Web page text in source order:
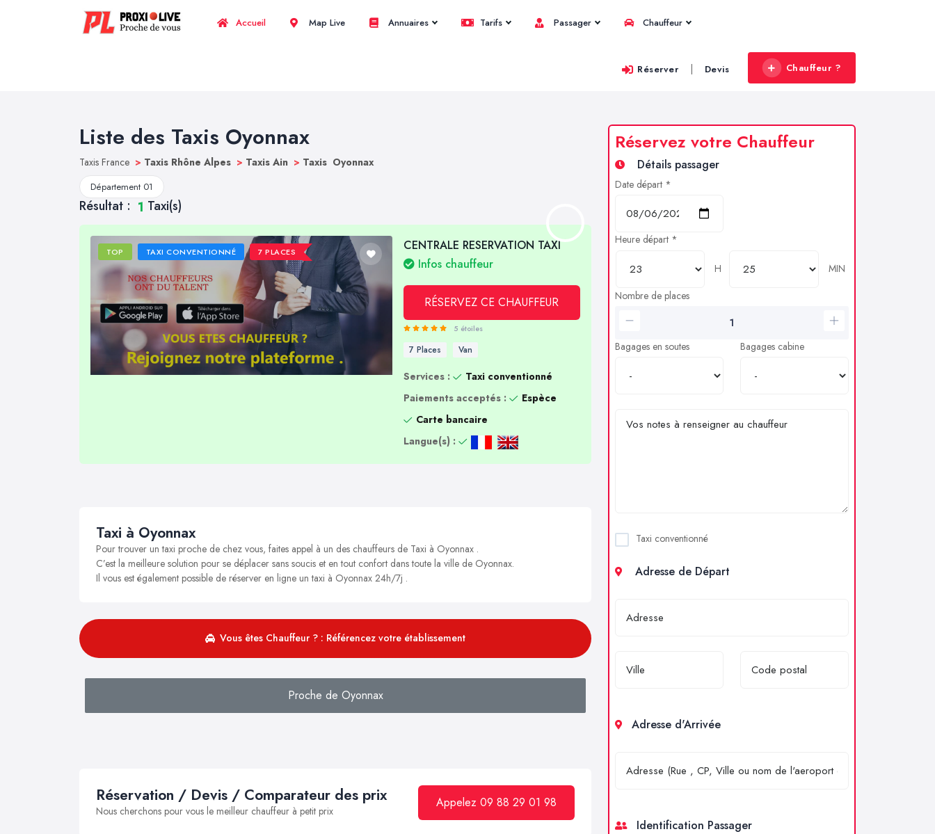
Accueil Map Live Annuaires Tarifs Passager Chauffeur
Réserver | Devis Chauffeur ?
Liste des Taxis Oyonnax
Taxis France > Taxis Rhône Alpes > Taxis Ain > Taxis Oyonnax
Département 01
Résultat : 1 Taxi(s)
TOP TAXI CONVENTIONNÉ 7 PLACES
CENTRALE RESERVATION TAXI
Infos chauffeur
RÉSERVEZ CE CHAUFFEUR
5 étoiles
7 Places Van
Services :
Taxi conventionné
Paiements acceptés :
Espèce
Carte bancaire
Langue(s) :
Taxi à Oyonnax
Pour trouver un taxi proche de chez vous, faites appel à un des chauffeurs de Taxi à Oyonnax .
C’est la meilleure solution pour se déplacer sans soucis et en tout confort dans toute la ville de Oyonnax.
Il vous est également possible de réserver en ligne un taxi à Oyonnax 24h/7j .
Vous êtes Chauffeur ? : Référencez votre établissement
Proche de Oyonnax
Réservation / Devis / Comparateur des prix
Nous cherchons pour vous le meilleur chauffeur à petit prix
Appelez 09 88 29 01 98
Réservez votre Chauffeur
Détails passager
Date départ *
Heure départ *
H
MIN
Nombre de places
Bagages en soutes Bagages cabine
Taxi conventionné
Adresse de Départ
Adresse d'Arrivée
Identification Passager